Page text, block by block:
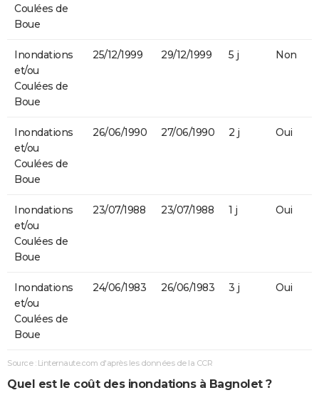
Coulées de
Boue
Inondations
et/ou
Coulées de
Boue
25/12/1999 29/12/1999 5 j Non
Inondations
et/ou
Coulées de
Boue
26/06/1990 27/06/1990 2 j Oui
Inondations
et/ou
Coulées de
Boue
23/07/1988 23/07/1988 1 j Oui
Inondations
et/ou
Coulées de
Boue
24/06/1983 26/06/1983 3 j Oui
Source : Linternaute.com d'après les données de la CCR
Quel est le coût des inondations à Bagnolet ?